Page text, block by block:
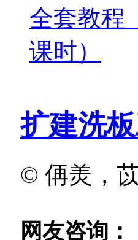
全套教程
课时）
扩建洗
© 侢羙，
网友咨询：